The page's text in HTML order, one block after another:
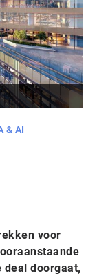
& AI
voor
doorgaat,